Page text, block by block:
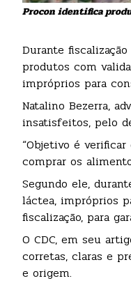
Procon identifica
Durante
produtos com
impróprios para
Natalino Bezerra,
insatisfeitos, pelo
“Objetivo é
comprar os
Segundo ele,
láctea, impróprios
fiscalização, para
O CDC, em seu
corretas, claras e
e origem.